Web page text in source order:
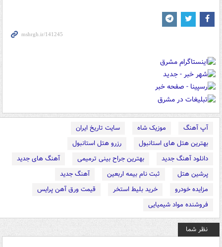
آپ آهنگ موزیک شاه
سایت تاریخ ایران
بهترین هتل های استانبول
رزرو هتل استانبول
دانلود آهنگ جدید
بهترین جراح بینی ترمیمی
آهنگ های جدید
پرشین هتل
ثبت نام بیمه اربعین
آهنگ جدید
مزایده خودرو
خرید بلیط استخر
قیمت ورق آهن پرایس
فروشنده مواد شیمیایی
نظر شما